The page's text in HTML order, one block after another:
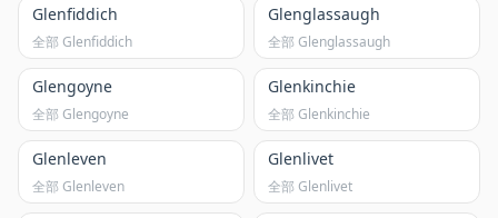
Glenfiddich
全部 Glenfiddich
Glenglassaugh
全部 Glenglassaugh
Glengoyne
全部 Glengoyne
Glenkinchie
全部 Glenkinchie
Glenleven
全部 Glenleven
Glenlivet
全部 Glenlivet